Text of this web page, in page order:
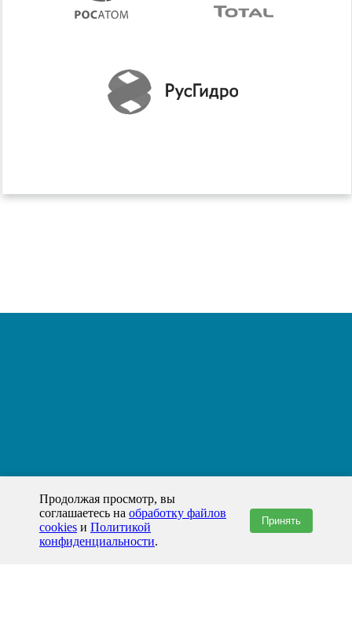
Продолжая просмотр, вы
соглашаетесь на обработку файлов
cookies и Политикой
конфиденциальности.
Принять